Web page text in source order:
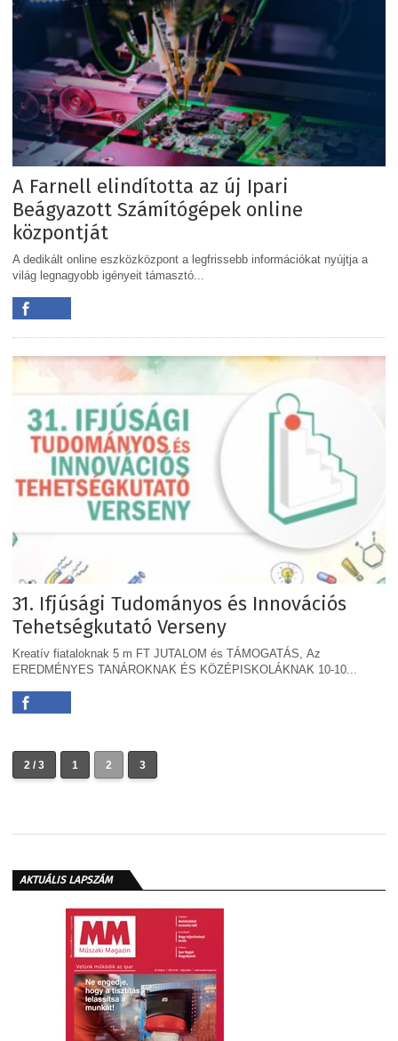
A Farnell elindította az új Ipari
Beágyazott Számítógépek online
központját
A dedikált online eszközközpont a legfrissebb információkat nyújtja a
világ legnagyobb igényeit támasztó...
31. Ifjúsági Tudományos és Innovációs
Tehetségkutató Verseny
Kreatív fiataloknak 5 m FT JUTALOM és TÁMOGATÁS, Az
EREDMÉNYES TANÁROKNAK ÉS KÖZÉPISKOLÁKNAK 10-10...
2 / 3 1 2 3
AKTUÁLIS LAPSZÁM